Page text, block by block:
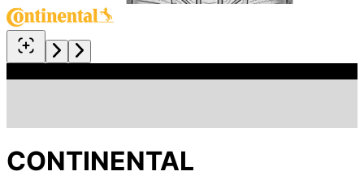
CONTINENTAL